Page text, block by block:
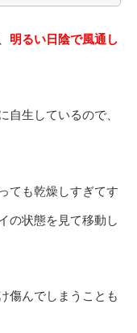
明るい日陰で風通し
自生しているので、
ても乾燥しすぎてす
の状態を見て移動し
傷んでしまうことも